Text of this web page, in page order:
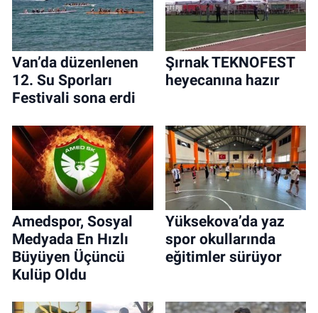
Van’da düzenlenen
12. Su Sporları
Festivali sona erdi
Şırnak TEKNOFEST
heyecanına hazır
Amedspor, Sosyal
Medyada En Hızlı
Büyüyen Üçüncü
Kulüp Oldu
Yüksekova’da yaz
spor okullarında
eğitimler sürüyor